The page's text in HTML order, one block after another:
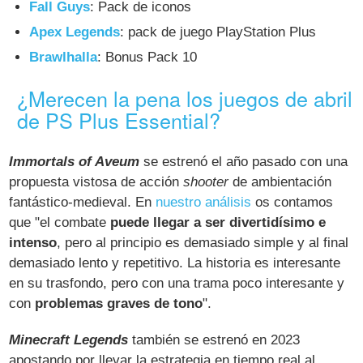
Fall Guys: Pack de iconos
Apex Legends: pack de juego PlayStation Plus
Brawlhalla: Bonus Pack 10
¿Merecen la pena los juegos de abril
de PS Plus Essential?
Immortals of Aveum se estrenó el año pasado con una
propuesta vistosa de acciónshooterde ambientación
fantástico-medieval. En nuestro análisis os contamos
que "el combate puede llegar a ser divertidísimo e
intenso, pero al principio es demasiado simple y al final
demasiado lento y repetitivo. La historia es interesante
en su trasfondo, pero con una trama poco interesante y
con problemas graves de tono".
Minecraft Legends también se estrenó en 2023